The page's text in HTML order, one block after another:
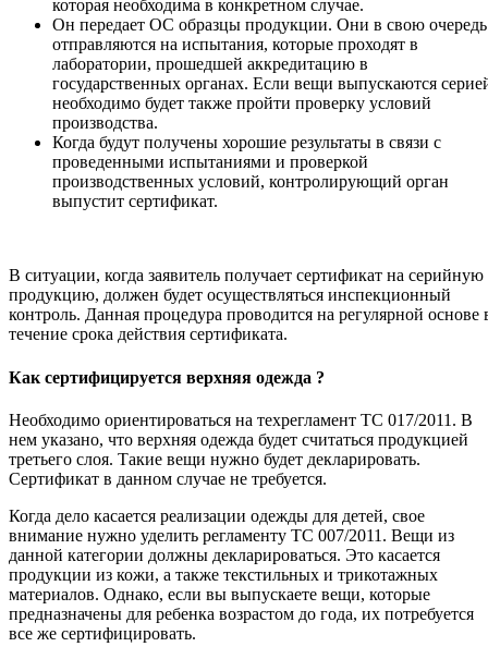
которая необходима в конкретном случае.
Он передает ОС образцы продукции. Они в свою очередь
отправляются на испытания, которые проходят в
лаборатории, прошедшей аккредитацию в
государственных органах. Если вещи выпускаются
необходимо будет также пройти проверку условий
производства.
Когда будут получены хорошие результаты в связи с
проведенными испытаниями и проверкой
производственных условий, контролирующий орган
выпустит сертификат.
В ситуации, когда заявитель получает сертификат на серийную
продукцию, должен будет осуществляться инспекционный
контроль. Данная процедура проводится на регулярной основе
течение срока действия сертификата.
Как сертифицируется верхняя одежда ?
Необходимо ориентироваться на техрегламент ТС 017/2011. В
нем указано, что верхняя одежда будет считаться продукцией
третьего слоя. Такие вещи нужно будет декларировать.
Сертификат в данном случае не требуется.
Когда дело касается реализации одежды для детей, свое
внимание нужно уделить регламенту ТС 007/2011. Вещи из
данной категории должны декларироваться. Это касается
продукции из кожи, а также текстильных и трикотажных
материалов. Однако, если вы выпускаете вещи, которые
предназначены для ребенка возрастом до года, их потребуется
все же сертифицировать.